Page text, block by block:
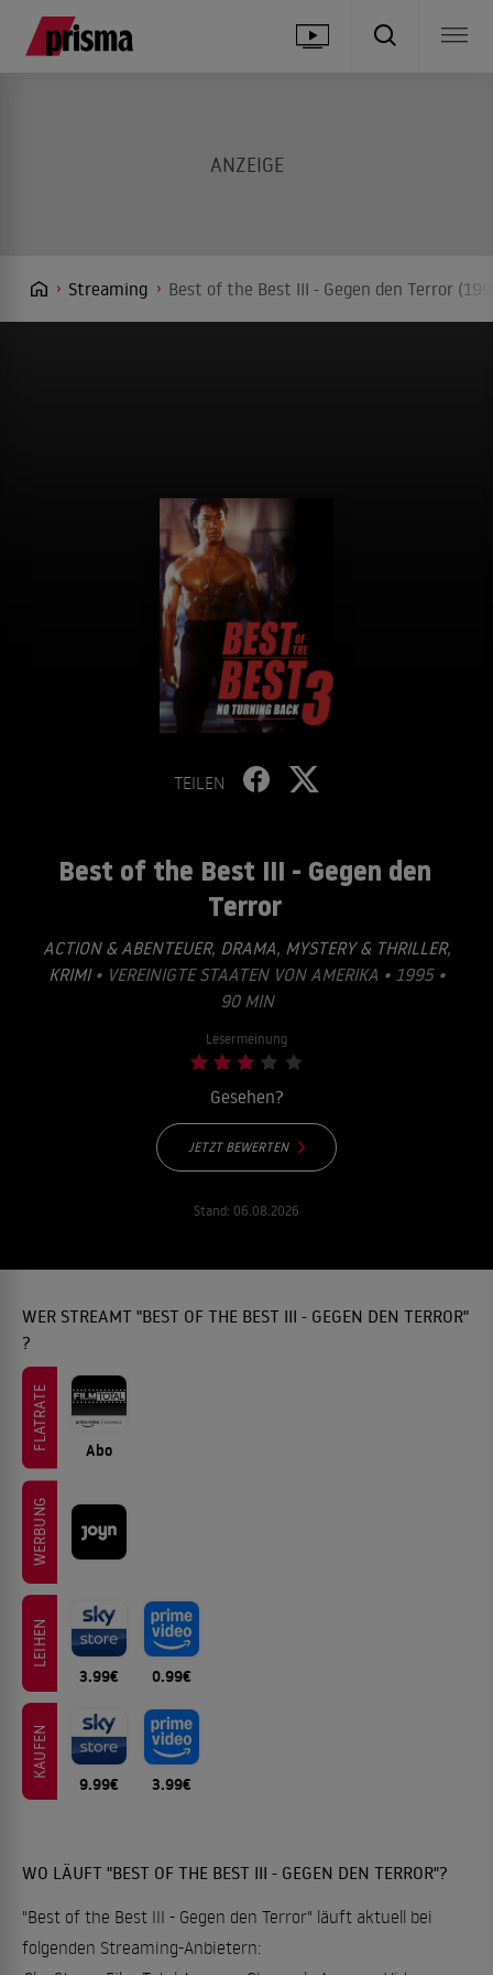
Streaming Best of the Best III - Gegen den Terror
TEILEN
Best of the Best III - Gegen den
Terror
ACTION & ABENTEUER, DRAMA, MYSTERY & THRILLER,
KRIMI• VEREINIGTE STAATEN VON AMERIKA • 1995 •
90 MIN
Lesermeinung
Gesehen?
JETZT BEWERTEN
Stand: 06.08.2026
WER STREAMT "BEST OF THE BEST III - GEGEN DEN TERROR"
?
FLATRATE Abo
WERBUNG
LEIHEN
3.99€ 0.99€
KAUFEN
9.99€ 3.99€
WO LÄUFT "BEST OF THE BEST III - GEGEN DEN TERROR"?
"Best of the Best III - Gegen den Terror" läuft aktuell bei
folgenden Streaming-Anbietern: